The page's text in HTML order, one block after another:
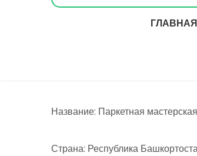
ГЛАВНАЯ
Название: Паркетная
Страна: Республика